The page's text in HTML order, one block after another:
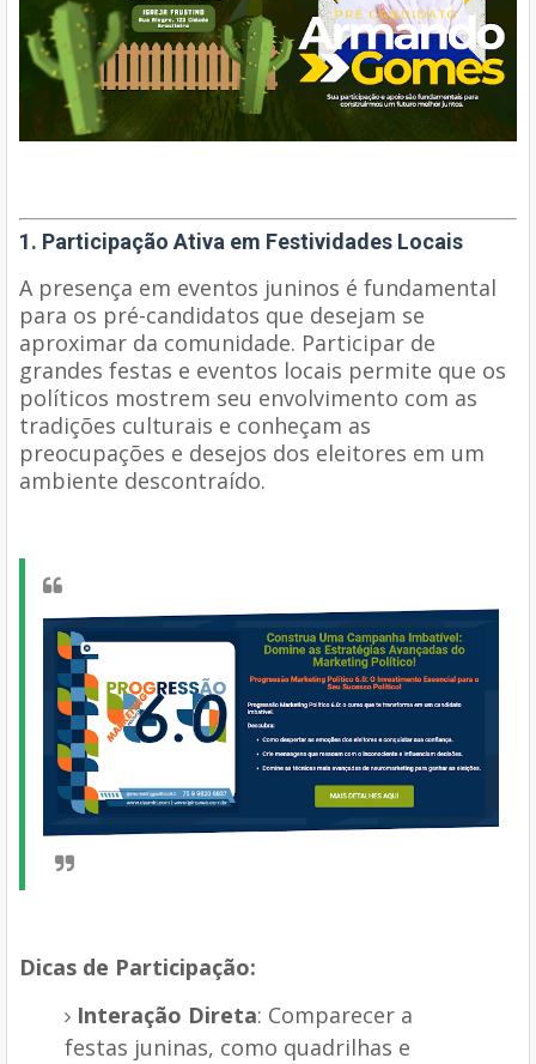
1. Participação Ativa em Festividades Locais
A presença em eventos juninos é fundamental
para os pré-candidatos que desejam se
aproximar da comunidade. Participar de
grandes festas e eventos locais permite que os
políticos mostrem seu envolvimento com as
tradições culturais e conheçam as
preocupações e desejos dos eleitores em um
ambiente descontraído.
Dicas de Participação:
Interação Direta: Comparecer a
festas juninas, como quadrilhas e